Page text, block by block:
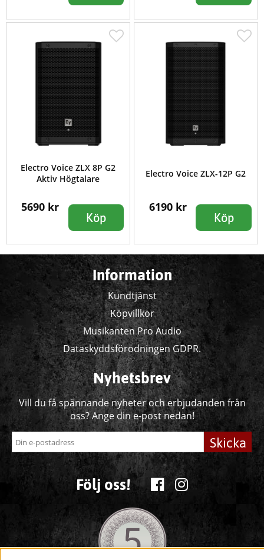
Electro Voice ZLX 8P G2
Aktiv Högtalare
5690 kr
Köp
Electro Voice ZLX-12P G2
6190 kr
Köp
Information
Kundtjänst
Köpvillkor
Musikanten Pro Audio
Dataskyddsförodningen GDPR.
Nyhetsbrev
Vill du få spännande nyheter och erbjudanden från
oss? Ange din e-post nedan!
Skicka
Följ oss!